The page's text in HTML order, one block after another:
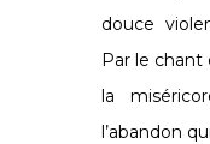
douce
Par le chant
la
l’abandon